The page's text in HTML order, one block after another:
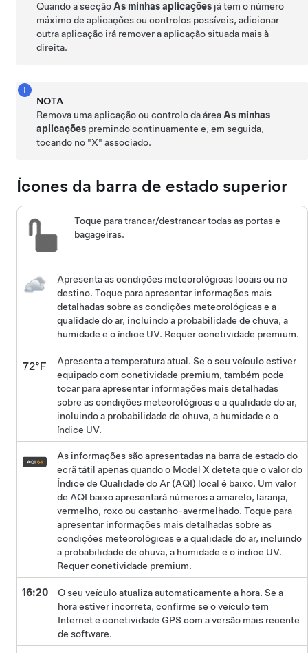
Quando a secçãoAs minhas aplicações já tem o número
máximo de aplicações ou controlos possíveis, adicionar
outra aplicação irá remover a aplicação situada mais à
direita.
NOTA
Remova uma aplicação ou controlo da áreaAs minhas
aplicações premindo continuamente e, em seguida,
tocando no "X" associado.
Ícones da barra de estado superior
Toque para trancar/destrancar todas as portas e
bagageiras.
Apresenta as condições meteorológicas locais ou no
destino. Toque para apresentar informações mais
detalhadas sobre as condições meteorológicas e a
qualidade do ar, incluindo a probabilidade de chuva, a
humidade e o índice UV. Requer conetividade premium.
Apresenta a temperatura atual. Se o seu veículo estiver
equipado com conetividade premium, também pode
tocar para apresentar informações mais detalhadas
sobre as condições meteorológicas e a qualidade do ar,
incluindo a probabilidade de chuva, a humidade e o
índice UV.
As informações são apresentadas na barra de estado do
ecrã tátil apenas quando o Model X deteta que o valor do
Índice de Qualidade do Ar (AQI) local é baixo. Um valor
de AQI baixo apresentará números a amarelo, laranja,
vermelho, roxo ou castanho-avermelhado. Toque para
apresentar informações mais detalhadas sobre as
condições meteorológicas e a qualidade do ar, incluindo
a probabilidade de chuva, a humidade e o índice UV.
Requer conetividade premium.
16:20
O seu veículo atualiza automaticamente a hora. Se a
hora estiver incorreta, confirme se o veículo tem
Internet e conetividade GPS com a versão mais recente
de software.